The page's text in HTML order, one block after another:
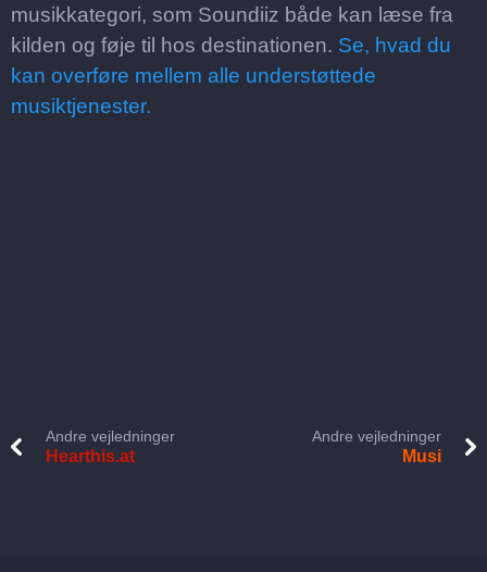
musikkategori, som Soundiiz både kan læse fra
kilden og føje til hos destinationen. Se, hvad du
kan overføre mellem alle understøttede
musiktjenester.
Andre vejledninger
Hearthis.at
Andre vejledninger
Musi